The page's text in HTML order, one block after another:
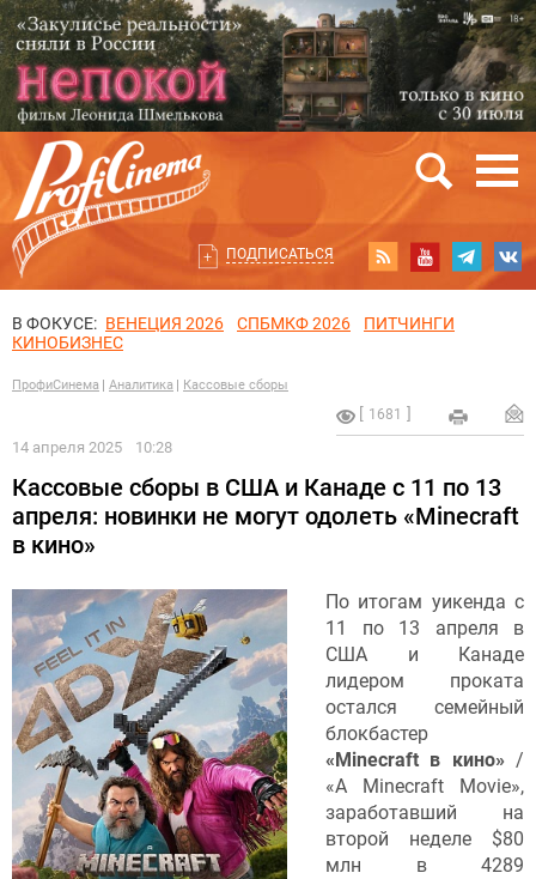
ПОДПИСАТЬСЯ
В ФОКУСЕ: ВЕНЕЦИЯ 2026 СПБМКФ 2026
ПИТЧИНГИ
КИНОБИЗНЕС
ПрофиСинема Аналитика Кассовые сборы
1681
14 апреля 2025 10:28
Кассовые сборы в США и Канаде с 11 по 13
апреля: новинки не могут одолеть «Minecraft
в кино»
По итогам уикенда с
11 по 13 апреля в
США и Канаде
лидером проката
остался семейный
блокбастер
«Minecraft в кино» /
«A Minecraft Movie»,
заработавший на
второй неделе $80
млн в 4289